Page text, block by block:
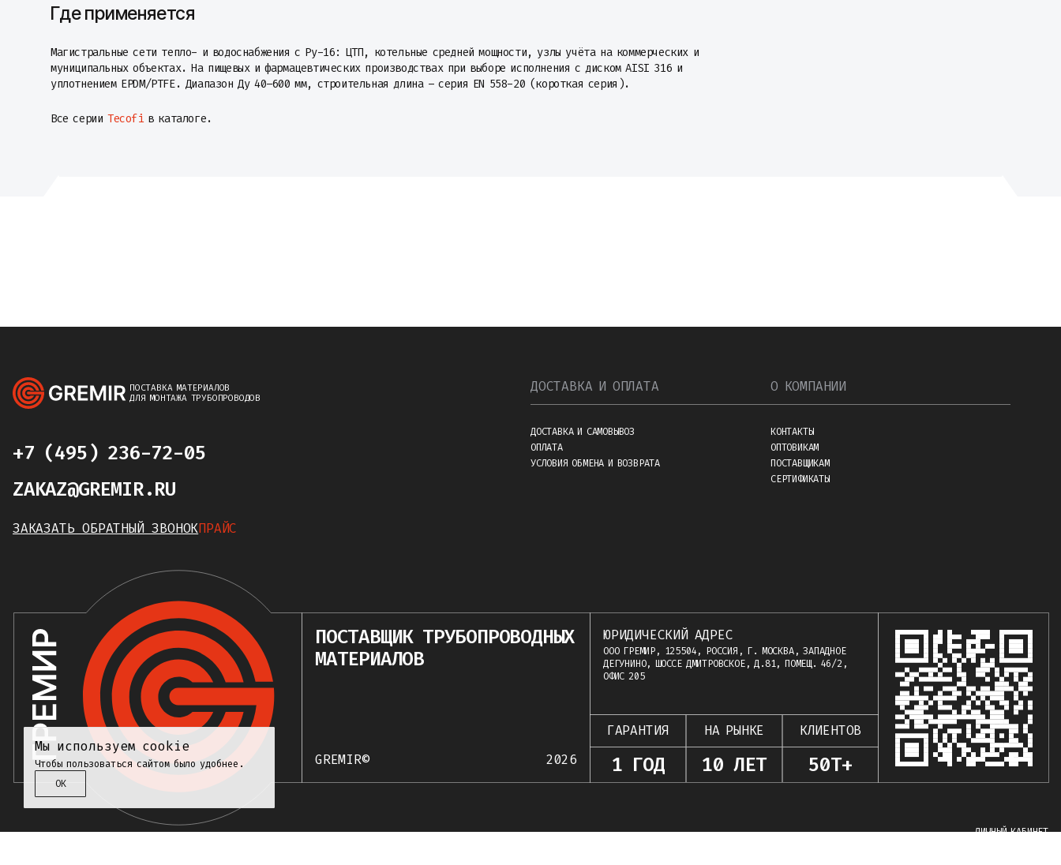
Мы используем cookie
Чтобы пользоваться сайтом было удобнее.
ОК
Где применяется
Магистральные сети тепло- и водоснабжения с Ру-16: ЦТП, котельные средней мощности, узлы учёта на коммерческих и
муниципальных объектах. На пищевых и фармацевтических производствах при выборе исполнения с диском AISI 316 и
уплотнением EPDM/PTFE. Диапазон Ду 40–600 мм, строительная длина – серия EN 558-20 (короткая серия).
Все серии Tecofiв каталоге.
ПОСТАВКА МАТЕРИАЛОВ
ДЛЯ МОНТАЖА ТРУБОПРОВОДОВ
+7 (495) 236-72-05
ZAKAZ@GREMIR.RU
ЗАКАЗАТЬ ОБРАТНЫЙ ЗВОНОКПРАЙС
О КОМПАНИИ
КОНТАКТЫ
ОПТОВИКАМ
ПОСТАВЩИКАМ
СЕРТИФИКАТЫ
ДОСТАВКА И ОПЛАТА
ДОСТАВКА И САМОВЫВОЗ
ОПЛАТА
УСЛОВИЯ ОБМЕНА И ВОЗВРАТА
ПОСТАВЩИК ТРУБОПРОВОДНЫХ
МАТЕРИАЛОВ
GREMIR© 2026
ЮРИДИЧЕСКИЙ АДРЕС
ООО ГРЕМИР, 125504, РОССИЯ, Г. МОСКВА, ЗАПАДНОЕ
ДЕГУНИНО, ШОССЕ ДМИТРОВСКОЕ, Д.81, ПОМЕЩ. 46/2,
ОФИС 205
ГАРАНТИЯ
1 ГОД
НА РЫНКЕ
10 ЛЕТ
КЛИЕНТОВ
50Т+
ЛИЧНЫЙ КАБИНЕТ